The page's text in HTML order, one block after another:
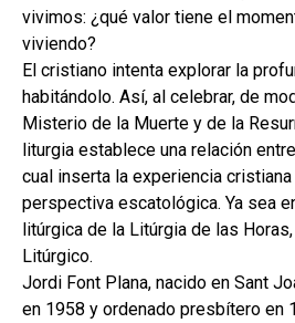
vivimos: ¿qué valor tiene el
viviendo?
El cristiano intenta explorar la
habitándolo. Así, al celebrar, de
Misterio de la Muerte y de la
liturgia establece una relación
cual inserta la experiencia
perspectiva escatológica. Ya sea
litúrgica de la Litúrgia de las
Litúrgico.
Jordi Font Plana, nacido en Sant
en 1958 y ordenado presbítero en